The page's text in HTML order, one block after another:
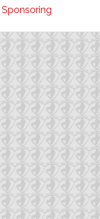
Sponsoring